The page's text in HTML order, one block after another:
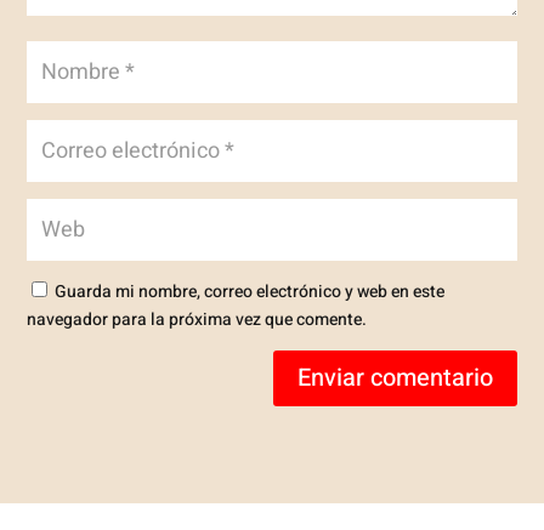
Guarda mi nombre, correo electrónico y web en este
navegador para la próxima vez que comente.
Enviar comentario